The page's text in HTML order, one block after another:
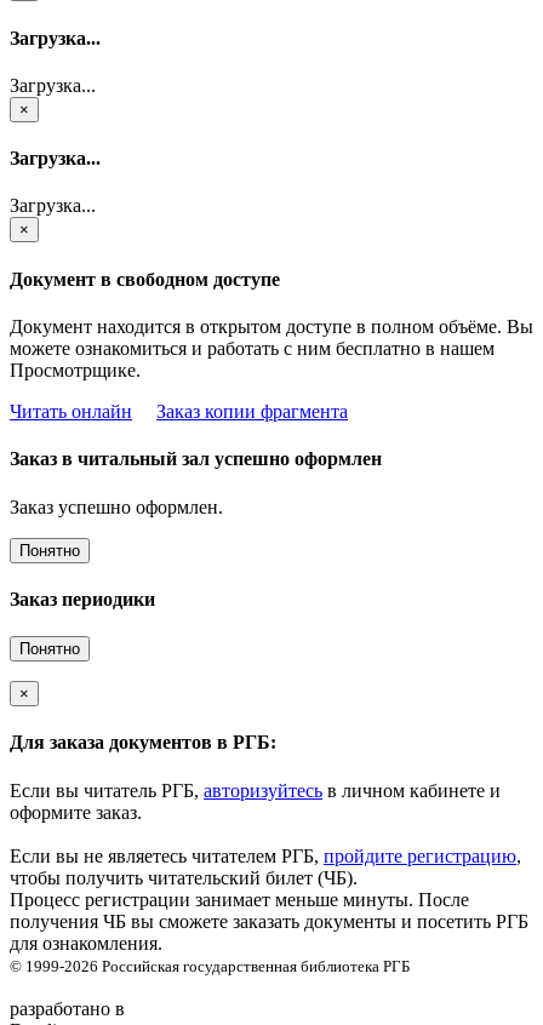
Загрузка...
Загрузка...
×
Загрузка...
Загрузка...
×
Документ в свободном доступе
Документ находится в открытом доступе в полном объёме. Вы
можете ознакомиться и работать с ним бесплатно в нашем
Просмотрщике.
Читать онлайн
Заказ копии фрагмента
Заказ в читальный зал успешно оформлен
Заказ успешно оформлен.
Понятно
Заказ периодики
Понятно
×
Для заказа документов в РГБ:
Если вы читатель РГБ, авторизуйтесь в личном кабинете и
оформите заказ.
Если вы не являетесь читателем РГБ, пройдите регистрацию,
чтобы получить читательский билет (ЧБ).
Процесс регистрации занимает меньше минуты. После
получения ЧБ вы сможете заказать документы и посетить РГБ
для ознакомления.
© 1999-2026 Российская государственная библиотека РГБ
разработано в